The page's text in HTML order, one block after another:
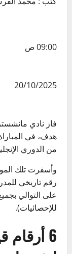
09:00 ص
20/10/2025
فاز نادي
هدف، في
من الدوري
رقم تاريخي
على التوالي
للإحصائيات).
6